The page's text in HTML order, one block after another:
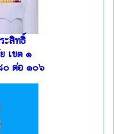
ะสิทธิ์
เขต ๑
ต่อ ๑๐๖